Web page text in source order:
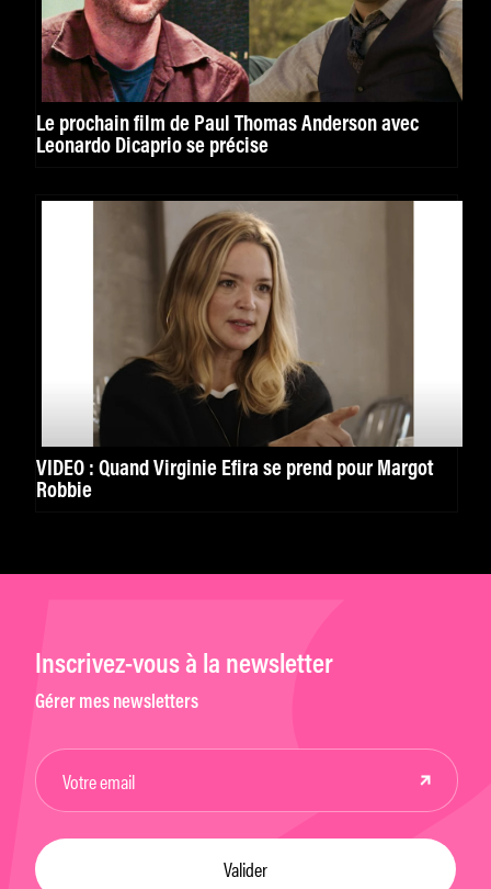
Le prochain film de Paul Thomas Anderson avec
Leonardo Dicaprio se précise
VIDÉO : Quand Virginie Efira se prend pour Margot
Robbie
Inscrivez-vous à la newsletter
Gérer mes newsletters